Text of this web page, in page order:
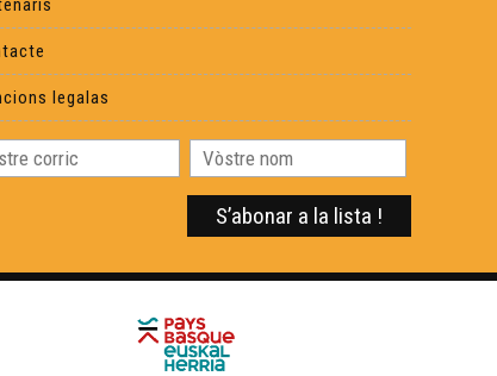
Irène Guilhendou - Cara e Cara
Ives Durand - Cara e Cara
legalas